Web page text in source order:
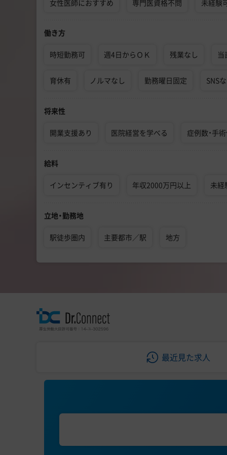
女性医師におすすめ 専門医資格不問 未経験
働き方
時短勤務可 週4日からＯＫ 残業なし 当
育休有 ノルマなし 勤務曜日固定 SNS
将来性
開業支援あり 医院経営を学べる 症例数・手
給料
インセンティブ有り 年収2000万円以上 未経
立地・勤務地
駅徒歩圏内 主要都市／駅 地方
最近見た求人